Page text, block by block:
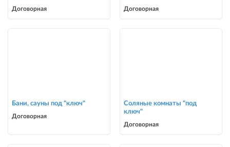
сварочные работы в Биш
Договорная Договорная
Бани, сауны под "ключ"
Договорная
Соляные комнаты "под
ключ"
Договорная